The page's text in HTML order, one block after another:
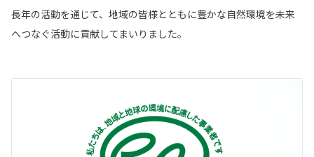
長年の活動を通じて、地域の皆様とともに豊かな自然環境を未来
へつなぐ活動に貢献してまいりました。